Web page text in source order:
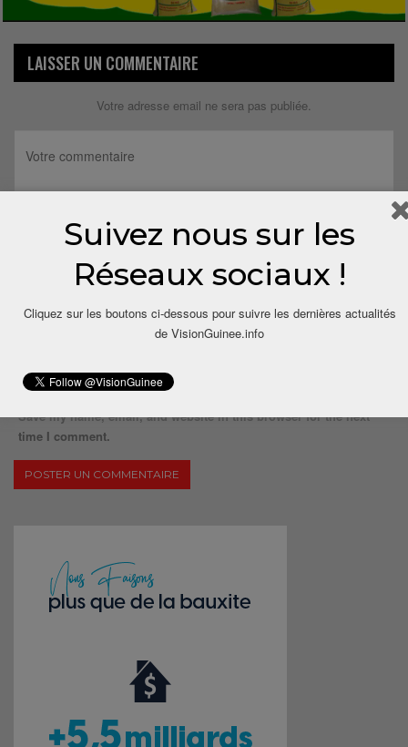
LAISSER UN COMMENTAIRE
Votre adresse email ne sera pas publiée.
Save my name, email, and website in this browser for the next
time I comment.
Suivez nous sur les
Réseaux sociaux !
Cliquez sur les boutons ci-dessous pour suivre les dernières actualités
de VisionGuinee.info